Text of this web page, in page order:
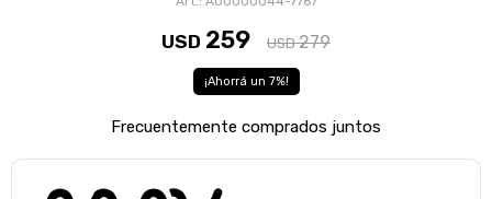
USD 259 USD 279
7
Frecuentemente comprados juntos